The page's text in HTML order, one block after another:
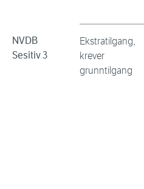
NVDB
Sesitiv 3
Ekstratilgang,
krever
grunntilgang